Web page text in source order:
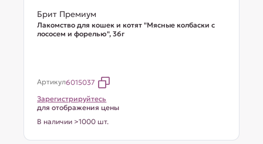
Брит Премиум
Лакомство для кошек и котят "Мясные колбаски с
лососем и форелью", 36г
Артикул6015037
Зарегистрируйтесь
для отображения цены
В наличии >1000 шт.